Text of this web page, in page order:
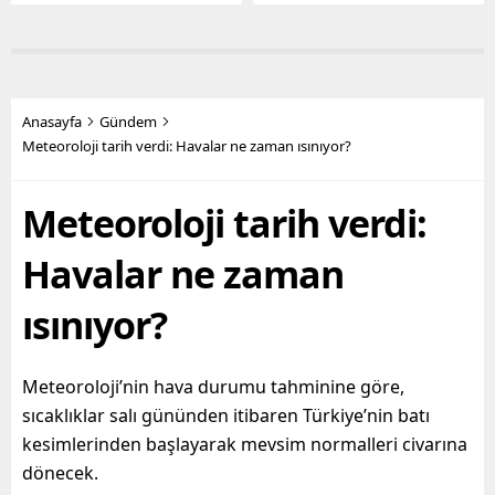
Başkanı Vahap Seçer’in
öncülüğünde hayata
manevi olarak nefes
alabilmesine destek
Büyükşehir...
ekipleri, son olarak Bahçe
katlı iki ayrı metruk
yapının...
Anasayfa
Gündem
Meteoroloji tarih verdi: Havalar ne zaman ısınıyor?
Meteoroloji tarih verdi:
Havalar ne zaman
ısınıyor?
Meteoroloji’nin hava durumu tahminine göre,
sıcaklıklar salı gününden itibaren Türkiye’nin batı
kesimlerinden başlayarak mevsim normalleri civarına
dönecek.